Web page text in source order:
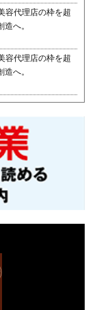
容代理店の枠を超
へ。
容代理店の枠を超
へ。